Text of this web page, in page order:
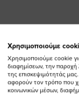
Χρησιμοποιούμε
Χρησιμοποιούμε cookie
διαφημίσεων, την παροχή
της επισκεψιμότητάς
αφορούν τον τρόπο που
κοινωνικών μέσων,